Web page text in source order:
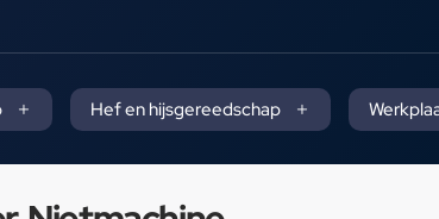
Hef en hijsgereedschap